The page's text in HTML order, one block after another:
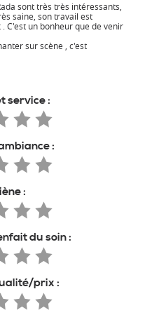
sont très très intéressants,
saine, son travail est
C'est un bonheur que de venir
sur scène , c'est
service :
:
:
du soin :
prix :